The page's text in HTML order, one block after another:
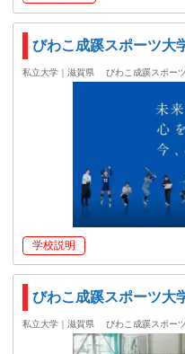
びわこ成蹊スポーツ大
私立大学｜滋賀県 びわこ成蹊スポー
学校説明
びわこ成蹊スポーツ大
私立大学｜滋賀県 びわこ成蹊スポー